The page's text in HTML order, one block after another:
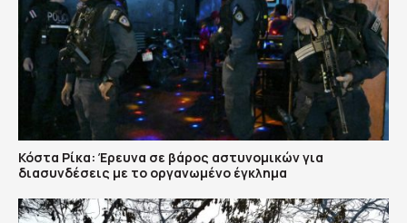
Κόστα Ρίκα: Έρευνα σε βάρος αστυνομικών για
διασυνδέσεις με το οργανωμένο έγκλημα